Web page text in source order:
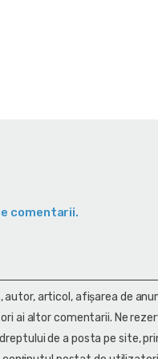
comentarii.
articol, afişarea de
ai altor comentarii. Ne
de a posta pe site,